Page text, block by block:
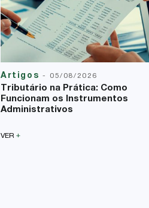
Artigos - 05/08/2026
Tributário na Prática: Como
Funcionam os Instrumentos
Administrativos
VER +